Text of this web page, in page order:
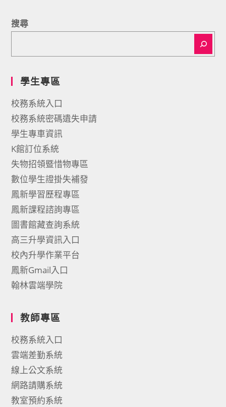
搜尋
學生專區
校務系統入口
校務系統密碼遺失申請
學生專車資訊
K館訂位系統
失物招領暨惜物專區
數位學生證掛失補發
鳳新學習歷程專區
鳳新課程諮詢專區
圖書館藏查詢系統
高三升學資訊入口
校內升學作業平台
鳳新Gmail入口
翰林雲端學院
教師專區
校務系統入口
雲端差勤系統
線上公文系統
網路請購系統
教室預約系統